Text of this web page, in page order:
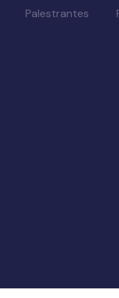
Palestrantes